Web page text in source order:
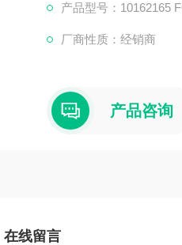
产品型号：10162165
厂商性质：经销商
产品咨询
在线留言